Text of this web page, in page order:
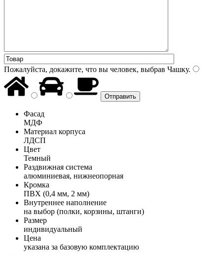
Пожалуйста, докажите, что вы человек, выбрав Чашку.
Фасад
МДФ
Материал корпуса
ЛДСП
Цвет
Темный
Раздвижная система
алюминиевая, нижнеопорная
Кромка
ПВХ (0,4 мм, 2 мм)
Внутреннее наполнение
на выбор (полки, корзины, штанги)
Размер
индивидуальный
Цена
указана за базовую комплектацию